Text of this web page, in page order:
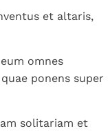
et altaris,
omnes
ponens super
solitariam et